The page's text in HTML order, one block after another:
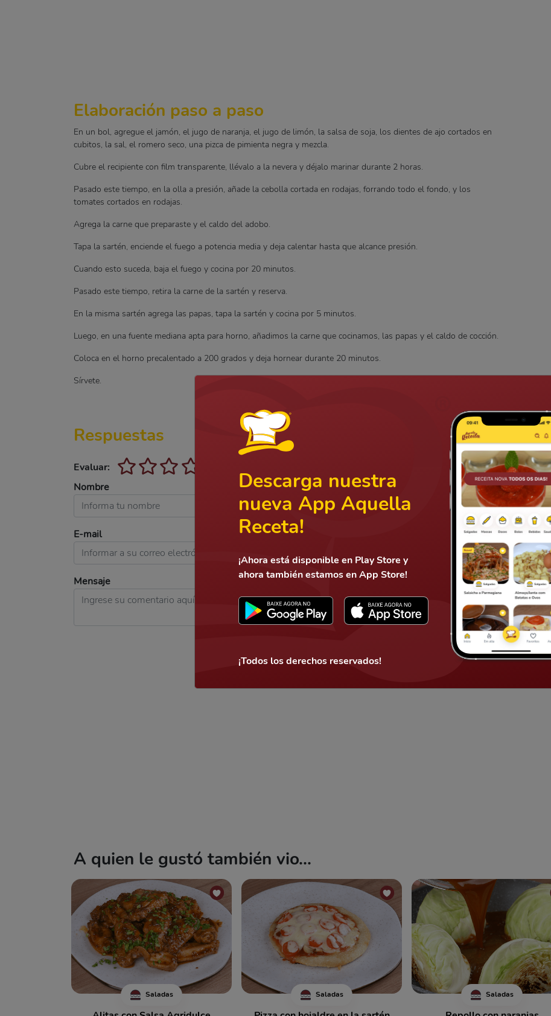
Elaboración paso a paso
En un bol, agregue el jamón, el jugo de naranja, el jugo de limón, la salsa de soja, los dientes de ajo cortados en
cubitos, la sal, el romero seco, una pizca de pimienta negra y mezcla.
Cubre el recipiente con film transparente, llévalo a la nevera y déjalo marinar durante 2 horas.
Pasado este tiempo, en la olla a presión, añade la cebolla cortada en rodajas, forrando todo el fondo, y los
tomates cortados en rodajas.
Agrega la carne que preparaste y el caldo del adobo.
Tapa la sartén, enciende el fuego a potencia media y deja calentar hasta que alcance presión.
Cuando esto suceda, baja el fuego y cocina por 20 minutos.
Pasado este tiempo, retira la carne de la sartén y reserva.
En la misma sartén agrega las papas, tapa la sartén y cocina por 5 minutos.
Luego, en una fuente mediana apta para horno, añadimos la carne que cocinamos, las papas y el caldo de cocción.
Coloca en el horno precalentado a 200 grados y deja hornear durante 20 minutos.
Sírvete.
Respuestas
Evaluar:
Nombre
E-mail
Mensaje
Mandar
A quien le gustó también vio...
Saladas Saladas Saladas
Descarga nuestra
nueva App Aquella
Receta!
¡Ahora está disponible en Play Store y
ahora también estamos en App Store!
¡Todos los derechos reservados!